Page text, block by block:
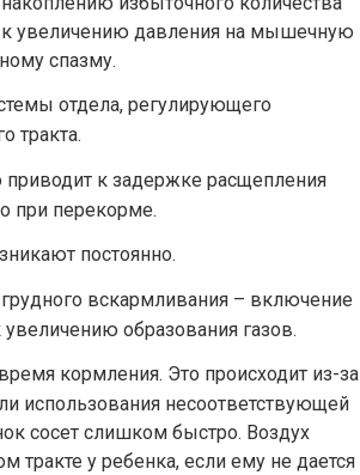
к увеличению давления на мышечную
спазму.
отдела, регулирующего
тракта.
к задержке расщепления
при перекорме.
постоянно.
вскармливания – включение
образования газов.
кормления. Это происходит из-за
использования несоответствующей
сосет слишком быстро. Воздух
у ребенка, если ему не дается